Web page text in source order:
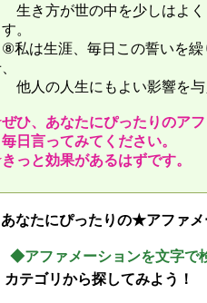
き方が世の中を少しはよく
。
私は生涯、毎日この誓いを繰
人の人生にもよい影響
ひ、あなたにぴったりのア
日言ってみてください。
っと効果があるはずです。
あなたにぴったりの★アファ
ファメーションを文字で
カテゴリから探してみよう！